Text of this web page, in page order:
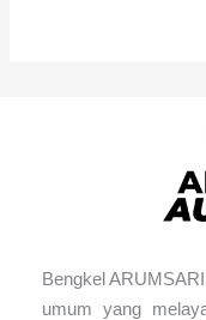
Bengkel
umum yang